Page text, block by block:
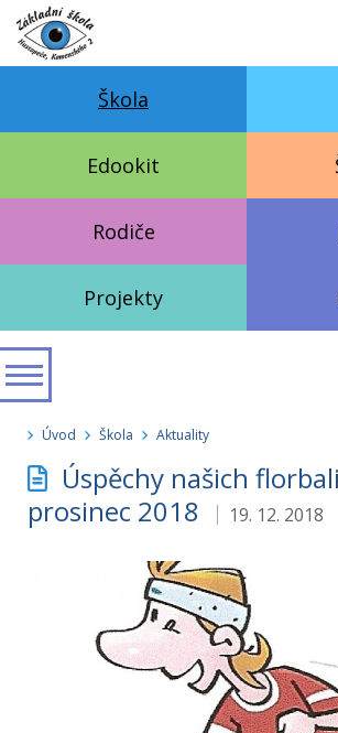
Škola
Edookit
Rodiče
Projekty
Úvod Škola Aktuality
Úspěchy našich
prosinec 2018
19. 12. 2018